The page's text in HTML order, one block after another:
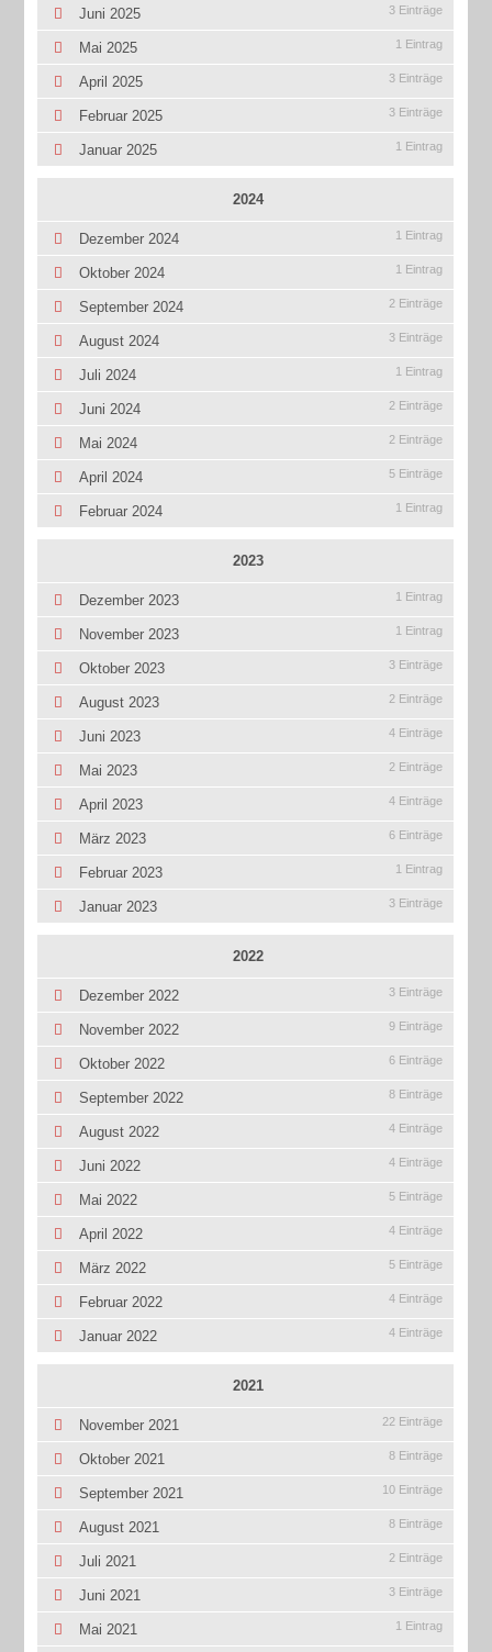
Juni 2025 3 Einträge
Mai 2025 1 Eintrag
April 2025 3 Einträge
Februar 2025 3 Einträge
Januar 2025 1 Eintrag
2024
Dezember 2024 1 Eintrag
Oktober 2024 1 Eintrag
September 2024 2 Einträge
August 2024 3 Einträge
Juli 2024 1 Eintrag
Juni 2024 2 Einträge
Mai 2024 2 Einträge
April 2024 5 Einträge
Februar 2024 1 Eintrag
2023
Dezember 2023 1 Eintrag
November 2023 1 Eintrag
Oktober 2023 3 Einträge
August 2023 2 Einträge
Juni 2023 4 Einträge
Mai 2023 2 Einträge
April 2023 4 Einträge
März 2023 6 Einträge
Februar 2023 1 Eintrag
Januar 2023 3 Einträge
2022
Dezember 2022 3 Einträge
November 2022 9 Einträge
Oktober 2022 6 Einträge
September 2022 8 Einträge
August 2022 4 Einträge
Juni 2022 4 Einträge
Mai 2022 5 Einträge
April 2022 4 Einträge
März 2022 5 Einträge
Februar 2022 4 Einträge
Januar 2022 4 Einträge
2021
November 2021 22 Einträge
Oktober 2021 8 Einträge
September 2021 10 Einträge
August 2021 8 Einträge
Juli 2021 2 Einträge
Juni 2021 3 Einträge
Mai 2021 1 Eintrag